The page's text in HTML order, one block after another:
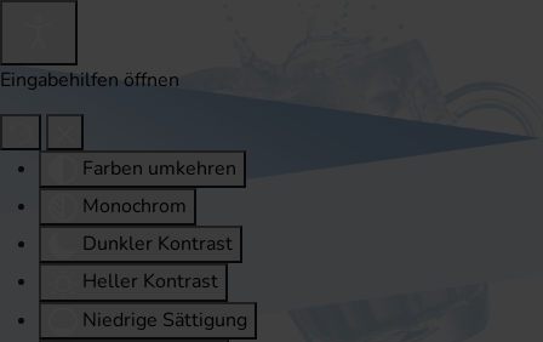
Eingabehilfen öffnen
Farben umkehren
Monochrom
Dunkler Kontrast
Heller Kontrast
Niedrige Sättigung